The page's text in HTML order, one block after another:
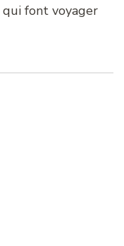
qui font voyager